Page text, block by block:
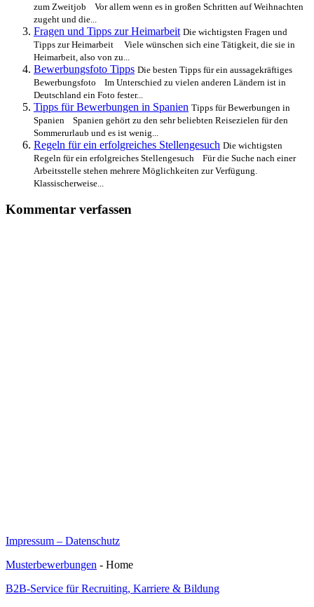
zum Zweitjob Vor allem wenn es in großen Schritten auf Weihnachten
zugeht und die...
Fragen und Tipps zur Heimarbeit Die wichtigsten Fragen und
Tipps zur Heimarbeit Viele wünschen sich eine Tätigkeit, die sie in
Heimarbeit, also von zu...
Bewerbungsfoto Tipps Die besten Tipps für ein aussagekräftiges
Bewerbungsfoto Im Unterschied zu vielen anderen Ländern ist in
Deutschland ein Foto fester...
Tipps für Bewerbungen in Spanien Tipps für Bewerbungen in
Spanien Spanien gehört zu den sehr beliebten Reisezielen für den
Sommerurlaub und es ist wenig...
Regeln für ein erfolgreiches Stellengesuch Die wichtigsten
Regeln für ein erfolgreiches Stellengesuch Für die Suche nach einer
Arbeitsstelle stehen mehrere Möglichkeiten zur Verfügung.
Klassischerweise...
Kommentar verfassen
Impressum – Datenschutz
Musterbewerbungen - Home
B2B-Service für Recruiting, Karriere & Bildung